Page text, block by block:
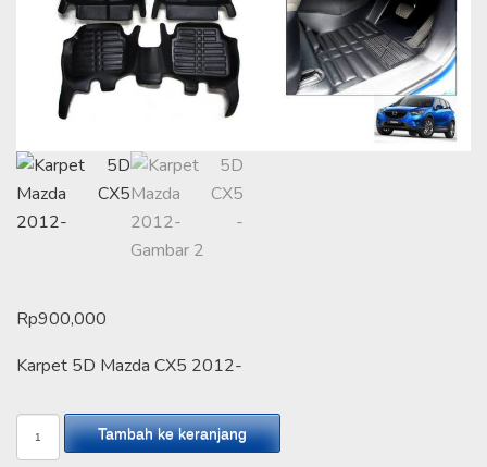
Rp900,000
Karpet 5D Mazda CX5 2012-
Kuantitas
Karpet
Tambah ke keranjang